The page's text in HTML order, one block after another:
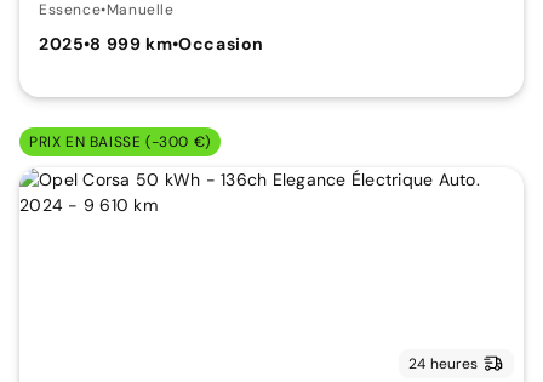
Essence•Manuelle
2025•8 999 km•Occasion
PRIX EN BAISSE (-300 €)
24 heures